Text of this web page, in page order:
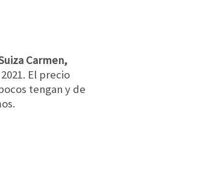
Carmen,
El precio
tengan y de